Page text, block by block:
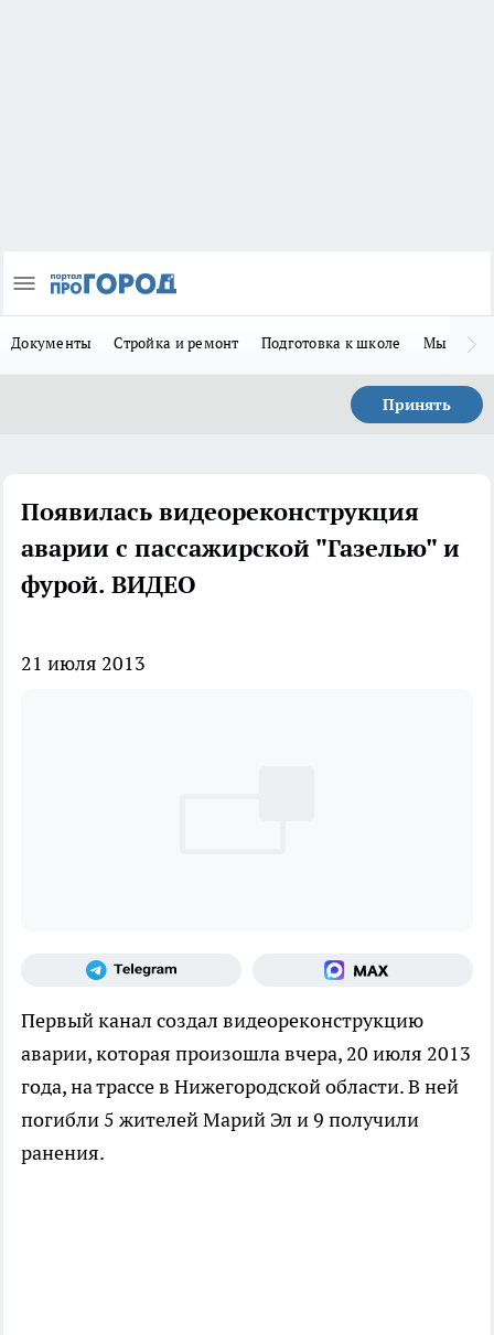
Документы Стройка и ремонт Подготовка к школе Мы в MAX
Принять
Появилась видеореконструкция
аварии с пассажирской "Газелью" и
фурой. ВИДЕО
21 июля 2013
Первый канал создал видеореконструкцию
аварии, которая произошла вчера, 20 июля 2013
года, на трассе в Нижегородской области. В ней
погибли 5 жителей Марий Эл и 9 получили
ранения.